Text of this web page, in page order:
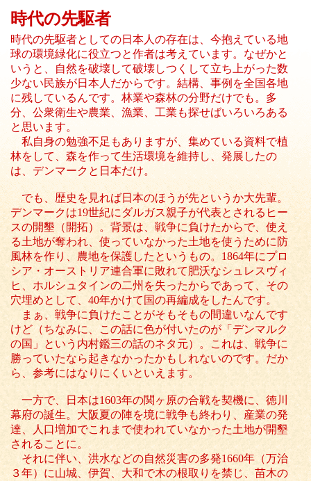
時代の先駆者
時代の先駆者としての日本人の存在は、今抱えている地
球の環境緑化に役立つと作者は考えています。なぜかと
いうと、自然を破壊して破壊しつくして立ち上がった数
少ない民族が日本人だからです。結構、事例を全国各地
に残しているんです。林業や森林の分野だけでも。多
分、公衆衛生や農業、漁業、工業も探せばいろいろある
と思います。
私自身の勉強不足もありますが、集めている資料で植
林をして、森を作って生活環境を維持し、発展したの
は、デンマークと日本だけ。
でも、歴史を見れば日本のほうが先というか大先輩。
デンマークは19世紀にダルガス親子が代表とされるヒー
スの開墾（開拓）。背景は、戦争に負けたからで、使え
る土地が奪われ、使っていなかった土地を使うために防
風林を作り、農地を保護したというもの。1864年にプロ
シア・オーストリア連合軍に敗れて肥沃なシュレスヴィ
ヒ、ホルシュタインの二州を失ったからであって、その
穴埋めとして、40年かけて国の再編成をしたんです。
まぁ、戦争に負けたことがそもそもの間違いなんです
けど（ちなみに、この話に色が付いたのが「デンマルク
の国」という内村鑑三の話のネタ元）。これは、戦争に
勝っていたなら起きなかったかもしれないのです。だか
ら、参考にはなりにくいといえます。
一方で、日本は1603年の関ヶ原の合戦を契機に、徳川
幕府の誕生。大阪夏の陣を境に戦争も終わり、産業の発
達、人口増加でこれまで使われていなかった土地が開墾
されることに。
それに伴い、洪水などの自然災害の多発1660年（万治
３年）に山城、伊賀、大和で木の根取りを禁じ、苗木の